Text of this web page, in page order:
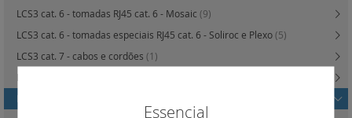
LCS3 cat. 6 - tomadas RJ45 cat. 6 - Mosaic (9)
LCS3 cat. 6 - tomadas especiais RJ45 cat. 6 - Soliroc e Plexo(5)
LCS3 cat. 7 - cabos e cordões (1)
LCS3 cat. 8, 6A e 6 - produtos adicionais e duplicadores
LCS3 cat. 8 6A e 6 - tomadas e paineis e unidades e cabos para voz
Essencial